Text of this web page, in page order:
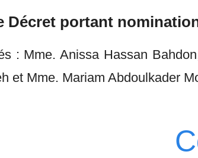
Décret portant
: Mme. Anissa Hassan
et Mme. Mariam Abdoulkader